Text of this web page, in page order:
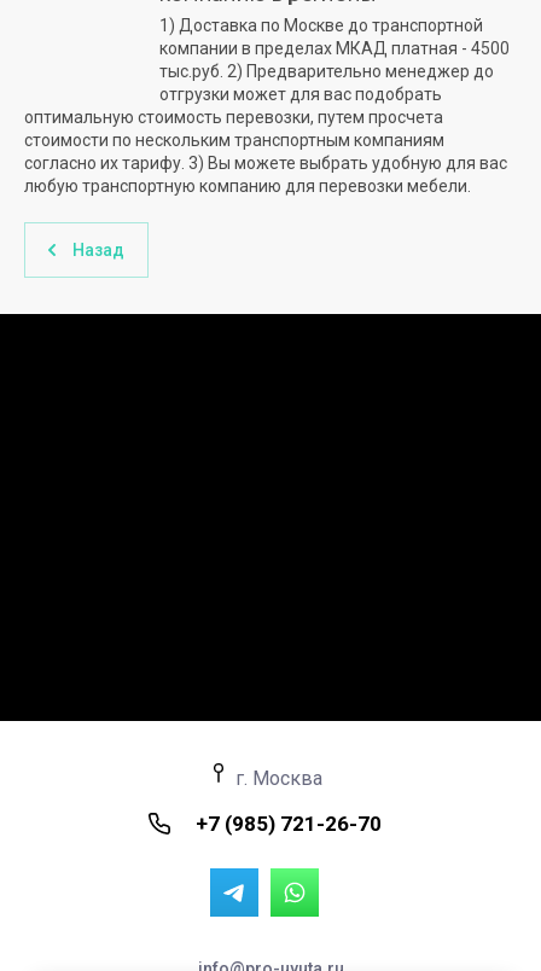
1) Доставка по Москве до транспортной
компании в пределах МКАД платная - 4500
тыс.руб. 2) Предварительно менеджер до
отгрузки может для вас подобрать
оптимальную стоимость перевозки, путем просчета
стоимости по нескольким транспортным компаниям
согласно их тарифу. 3) Вы можете выбрать удобную для вас
любую транспортную компанию для перевозки мебели.
Назад
г. Москва
+7 (985) 721-26-70